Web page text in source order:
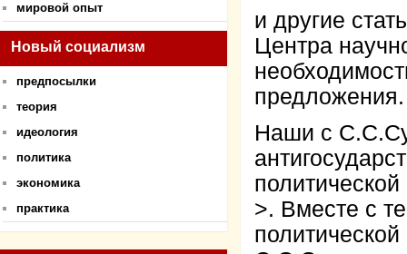
мировой опыт
Новый социализм
предпосылки
теория
идеология
политика
экономика
практика
и другие
Центра
Наши с
>. Вместе с